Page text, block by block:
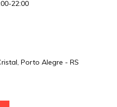
22:00
Porto Alegre - RS